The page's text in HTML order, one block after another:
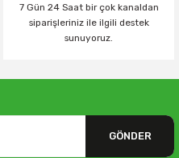
7 Gün 24 Saat bir çok kanaldan
siparişleriniz ile ilgili destek
sunuyoruz.
GÖNDER